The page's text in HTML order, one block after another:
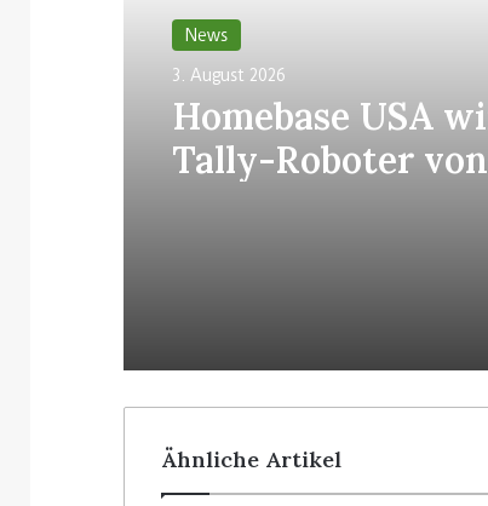
News
3. August 2026
Homebase USA
Tally-Roboter
Ähnliche Artikel